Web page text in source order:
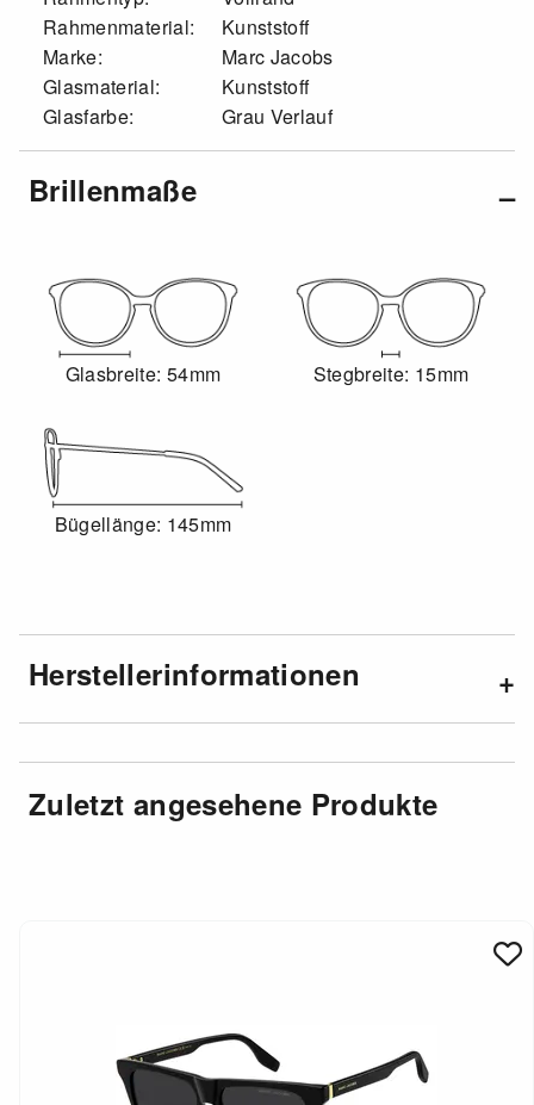
Rahmenmaterial:
Kunststoff
Marke:
Marc Jacobs
Glasmaterial:
Kunststoff
Glasfarbe:
Grau Verlauf
Brillenmaße
Glasbreite: 54mm Stegbreite: 15mm
Bügellänge: 145mm
Herstellerinformationen
Zuletzt angesehene Produkte